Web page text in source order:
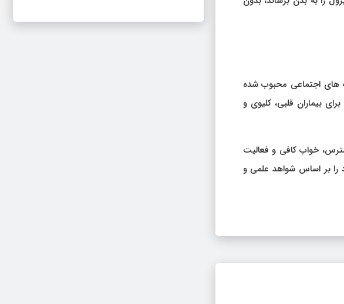
های اجتماعی محبوب شده
بیماران قلبی، کلیوی و
خواب کافی و فعالیت
را بر اساس شواهد علمی و